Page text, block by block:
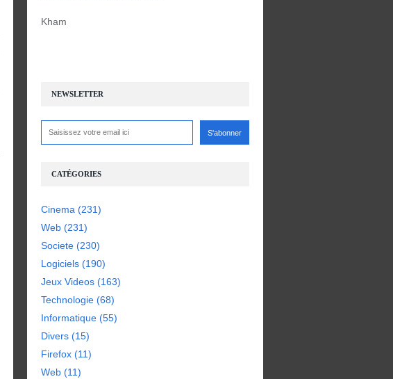
NEWSLETTER
CATÉGORIES
Cinema (231)
Web (231)
Societe (230)
Logiciels (190)
Jeux Videos (163)
Technologie (68)
Informatique (55)
Divers (15)
Firefox (11)
Web (11)
Kham